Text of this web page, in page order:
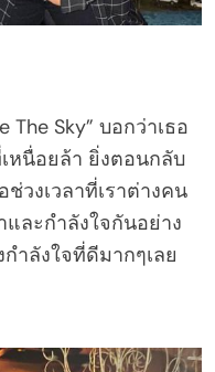
The Sky” บอกว่าเธอ
หนื่อยล้า ยิ่งตอนกลับ
วงเวลาที่เราต่างคน
และกำลังใจกันอย่าง
ำลังใจที่ดีมากๆเลย